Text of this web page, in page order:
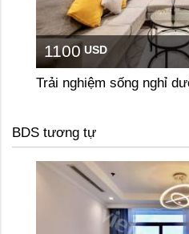
1100 USD
BDS tương tự